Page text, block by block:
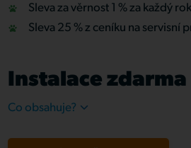
Sleva za věrnost 1 % za každý
Sleva 25 % z ceníku na servisní
Instalace zdarma
Co obsahuje?